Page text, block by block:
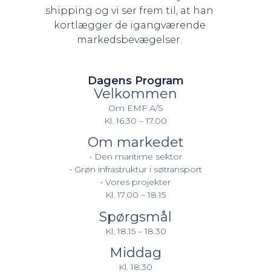
shipping og vi ser frem til, at han
kortlægger de igangværende
markedsbevægelser.
Dagens Program
Velkommen
Om EMF A/S
Kl. 16.30 – 17.00
Om markedet
• Den maritime sektor
• Grøn infrastruktur i søtransport
• Vores projekter
Kl. 17.00 – 18.15
Spørgsmål
Kl. 18.15 – 18.30
Middag
Kl. 18.30